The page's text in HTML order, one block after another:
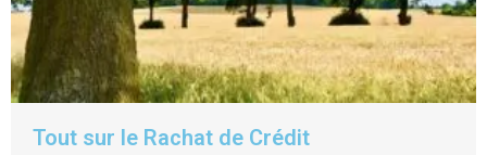
Tout sur le Rachat de Crédit